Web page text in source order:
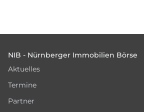
NIB - Nürnberger Immobilien Börse
Aktuelles
Termine
Partner